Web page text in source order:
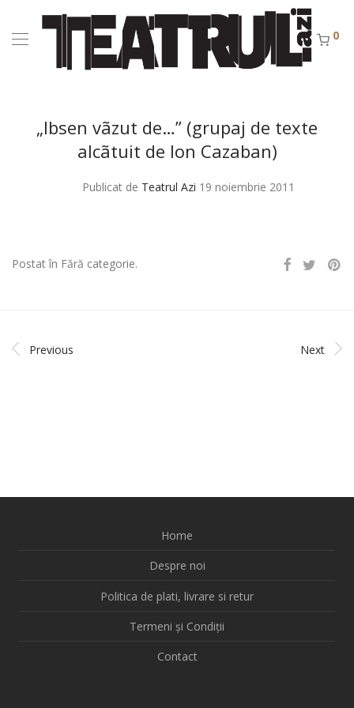
0
„Ibsen vãzut de…” (grupaj de texte
alcãtuit de Ion Cazaban)
Publicat de Teatrul Azi 19 noiembrie 2011
Postat în Fără categorie.
Previous Next
Home
Despre noi
Politica de plati, livrare si retur
Termeni și Condiții
Contact